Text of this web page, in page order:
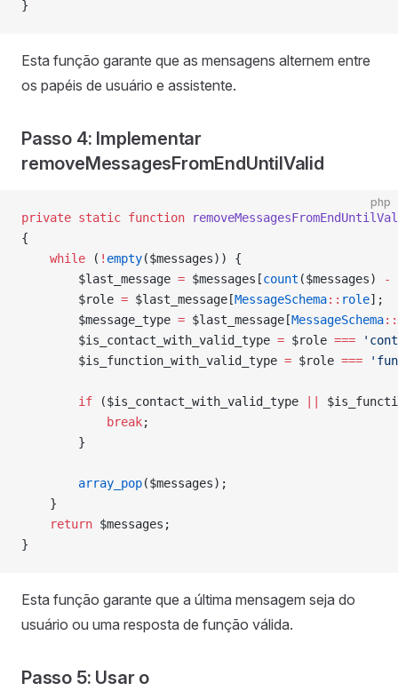
}
Esta função garante que as mensagens alternem entre
os papéis de usuário e assistente.
Passo 4: Implementar
removeMessagesFromEndUntilValid
php
private static function
{
    while
( ! empty($messages)) {
        $last_message
= $messages[count ($messages) -
        $role
= $last_message[MessageSchema:: role];
        $message_type
= $last_message[MessageSchema::
        $is_contact_with_valid_type
= $role ===
        $is_function_with_valid_type
= $role ===
        if
($is_contact_with_valid_type
            break
;
        }
        array_pop
($messages);
    }
    return
$messages;
}
Esta função garante que a última mensagem seja do
usuário ou uma resposta de função válida.
Passo 5: Usar o